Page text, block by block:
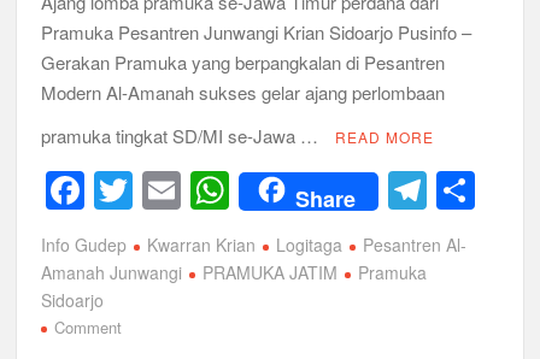
Cetak Generasi Tangguh
Pramuka SMKN 1 Jabon Tempa Disiplin dan Kepedulian
Sosial Melalui Jelajah Desa
Gemuruh Semangat di Pangkalan SMP YPM 1 Taman: Saat
Perkuat Kepemimpinan dan Demokrasi, Kwarran Jabon Gelar
Dianpinsa serta Musppanitera 2026
Bukan Cuma Kemah! Pramuka SMK YPM 3 Taman Adopsi
Pramuka Pesantren Junwangi Krian Sidoarjo Pusinfo –
Gerakan Pramuka yang berpangkalan di Pesantren
Modern Al-Amanah sukses gelar ajang perlombaan
pramuka tingkat SD/MI se-Jawa …
READ MORE
F
a
c
e
b
T
wi
tt
E
m
ail
W
h
at
Share T
el
e
Info Gudep Kwarran Krian Logitaga
Pesantren Al-
Amanah Junwangi
PRAMUKA JATIM
Pramuka
Sidoarjo
Commenton